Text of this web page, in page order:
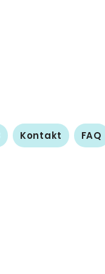
Kontakt FAQ